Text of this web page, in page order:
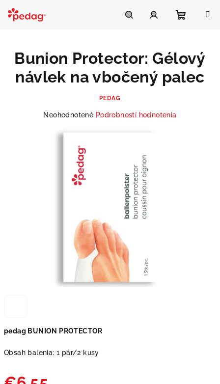
obsah
košík
pedag BUNION PROTECTOR
Obsah balenia: 1 pár/2 kusy
Bunion Protector: Gélový
návlek na vbočený palec
PEDAG
Priemerné
produktu
hviezdičiek.
Neohodnotené Podrobnosti hodnotenia
Asistent Pedag